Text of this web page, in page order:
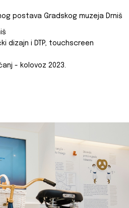
postava Gradskog muzeja Drniš
dizajn i DTP, touchscreen
- kolovoz 2023.